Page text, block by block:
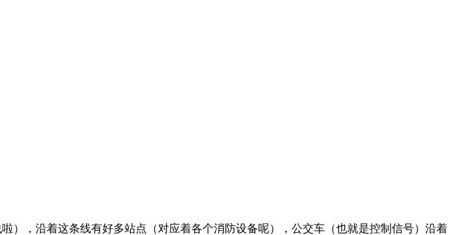
），沿着这条线有好多站点（对应着各个消防设备呢），公交车（也就是控制信号）沿着